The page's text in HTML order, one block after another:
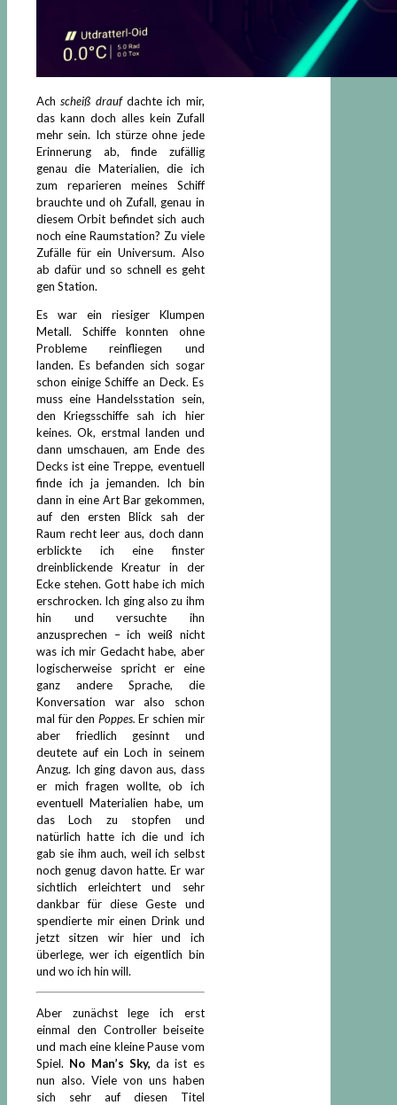
Achscheiß draufdachte ich mir,
das kann doch alles kein Zufall
mehr sein. Ich stürze ohne jede
Erinnerung ab, finde zufällig
genau die Materialien, die ich
zum reparieren meines Schiff
brauchte und oh Zufall, genau in
diesem Orbit befindet sich auch
noch eine Raumstation? Zu viele
Zufälle für ein Universum. Also
ab dafür und so schnell es geht
gen Station.
Es war ein riesiger Klumpen
Metall. Schiffe konnten ohne
Probleme reinfliegen und
landen. Es befanden sich sogar
schon einige Schiffe an Deck. Es
muss eine Handelsstation sein,
den Kriegsschiffe sah ich hier
keines. Ok, erstmal landen und
dann umschauen, am Ende des
Decks ist eine Treppe, eventuell
finde ich ja jemanden. Ich bin
dann in eine Art Bar gekommen,
auf den ersten Blick sah der
Raum recht leer aus, doch dann
erblickte ich eine finster
dreinblickende Kreatur in der
Ecke stehen. Gott habe ich mich
erschrocken. Ich ging also zu ihm
hin und versuchte ihn
anzusprechen – ich weiß nicht
was ich mir Gedacht habe, aber
logischerweise spricht er eine
ganz andere Sprache, die
Konversation war also schon
mal für den Poppes. Er schien mir
aber friedlich gesinnt und
deutete auf ein Loch in seinem
Anzug. Ich ging davon aus, dass
er mich fragen wollte, ob ich
eventuell Materialien habe, um
das Loch zu stopfen und
natürlich hatte ich die und ich
gab sie ihm auch, weil ich selbst
noch genug davon hatte. Er war
sichtlich erleichtert und sehr
dankbar für diese Geste und
spendierte mir einen Drink und
jetzt sitzen wir hier und ich
überlege, wer ich eigentlich bin
und wo ich hin will.
Aber zunächst lege ich erst
einmal den Controller beiseite
und mach eine kleine Pause vom
Spiel. No Man’s Sky, da ist es
nun also. Viele von uns haben
sich sehr auf diesen Titel